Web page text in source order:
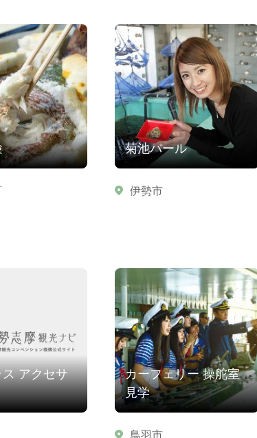
菊池パール
伊勢市
アクセサ
カーフェリー 操舵室
見学
鳥羽市